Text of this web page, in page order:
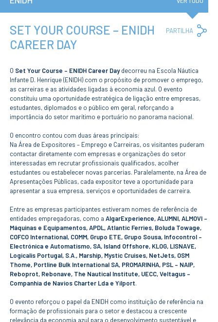
Privacidade e
RGPD
Política de
Avaliação e
Identidade de
Marca
Protocolos
Recrutamento
Contratação
Pública
Campus
Notícias
Agenda
Centenário ENIDH
Reconhecimento
de Habilitações
CURSOS
Mestrados
Licenciaturas
Cursos TeSP
Cursos de Curta
Duração
CANDIDATURAS
Mestrados
SET YOUR COURSE – ENIDH
CAREER DAY
PARTILHA
O Set Your Course – ENIDH Career Daydecorreu na Escola Náutica
Infante D. Henrique (ENIDH) com o propósito de promover o emprego,
as carreiras e as atividades ligadas à economia azul. O evento
constituiu uma oportunidade estratégica de ligação entre empresas,
estudantes, diplomados e o público em geral, reforçando a
importância do setor marítimo e portuário no panorama nacional.
O encontro contou com duas áreas principais:
Na Área de Expositores – Emprego e Carreiras, os visitantes puderam
contactar diretamente com empresas e organizações do setor
interessadas em recrutar profissionais qualificados, acolher
estudantes ou estabelecer novas parcerias. Paralelamente, na Área de
Apresentações Públicas, cada expositor teve a oportunidade para
apresentar a sua empresa, serviços e oportunidades de carreira.
Entre as empresas participantes estiveram nomes de referência de
entidades empregadoras, como a AlgarExperience, ALUMNI, ALMOVI –
Máquinas e Equipamentos, APDL, Atlantic Ferries, Boluda Towage,
COFCO International, COMM, Grupo ETE, Grupo Sousa, Infocontrol –
Electrónica e Automatismo, SA, Island Offshore, KLOG, LISNAVE,
Logicalis Portugal, S.A., Marship, Mystic Cruises, NetJets, OSM
Thome, Portline Bulk International SA, PROMARINHA, PSL – NAIP,
Reboprot, Rebonave, The Nautical Institute, UECC, Veltagus –
Companhia de Navios Charter Lda e Yilport.
O evento reforçou o papel da ENIDH como instituição de referência na
formação de profissionais para o setor e destacou a crescente
relevância da economia azul para o desenvolvimento sustentável e